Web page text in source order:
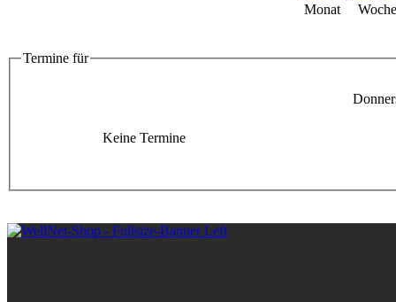
Monat Woche
Termine für
Keine Termine